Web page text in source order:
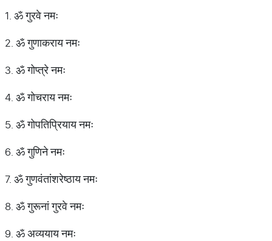
1. ॐ गुरवे नमः
2. ॐ गुणाकराय नमः
3. ॐ गोप्त्रे नमः
4. ॐ गोचराय नमः
5. ॐ गोपतिप्रियाय नमः
6. ॐ गुणिने नमः
7. ॐ गुणवंतांशरेष्ठाय नमः
8. ॐ गुरूनां गुरवे नमः
9. ॐ अव्ययाय नमः